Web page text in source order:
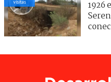
visitas
1926